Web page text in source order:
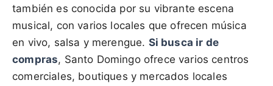
también es conocida por su vibrante escena
musical, con varios locales que ofrecen música
en vivo, salsa y merengue. Si busca ir de
compras, Santo Domingo ofrece varios centros
comerciales, boutiques y mercados locales